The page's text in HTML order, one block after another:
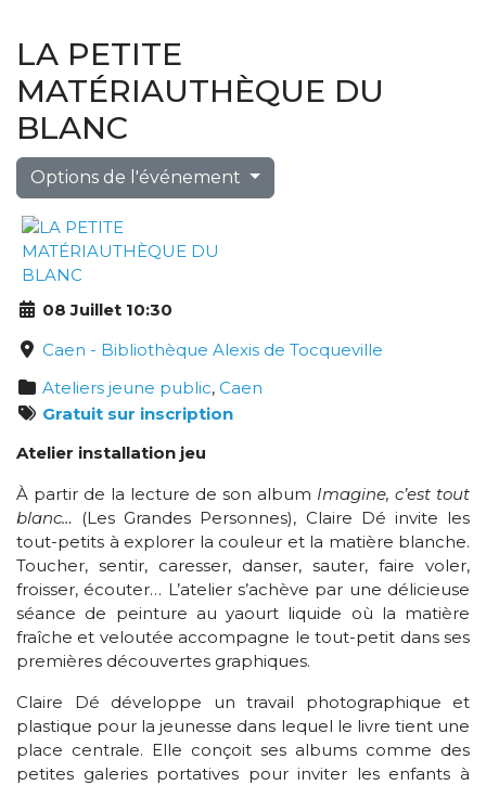
LA PETITE
MATÉRIAUTHÈQUE DU
BLANC
Options de l'événement
08 Juillet 10:30
Caen - Bibliothèque Alexis de Tocqueville
Ateliers jeune public, Caen
Gratuit sur inscription
Atelier installation jeu
À partir de la lecture de son album Imagine, c’est tout
blanc… (Les Grandes Personnes), Claire Dé invite les
tout-petits à explorer la couleur et la matière blanche.
Toucher, sentir, caresser, danser, sauter, faire voler,
froisser, écouter… L’atelier s’achève par une délicieuse
séance de peinture au yaourt liquide où la matière
fraîche et veloutée accompagne le tout-petit dans ses
premières découvertes graphiques.
Claire Dé développe un travail photographique et
plastique pour la jeunesse dans lequel le livre tient une
place centrale. Elle conçoit ses albums comme des
petites galeries portatives pour inviter les enfants à